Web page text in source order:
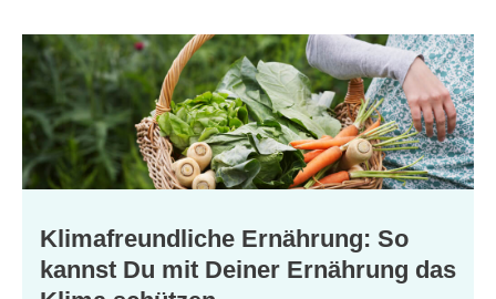
Klimafreundliche Ernährung: So
kannst Du mit Deiner Ernährung das